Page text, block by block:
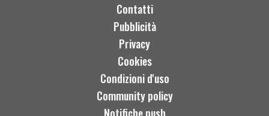
Contatti
Pubblicità
Privacy
Cookies
Condizioni d'uso
Community policy
Notifiche push